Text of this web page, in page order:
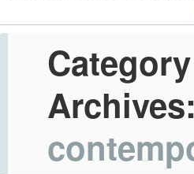
Category
Archives: